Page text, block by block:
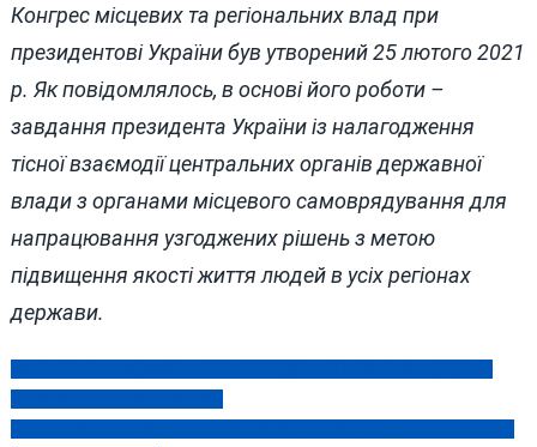
Конгрес місцевих та регіональних влад при
президентові України був утворений 25 лютого 2021
р. Як повідомлялось, в основі його роботи –
завдання президента України із налагодження
тісної взаємодії центральних органів державної
влади з органами місцевого самоврядування для
напрацювання узгоджених рішень з метою
підвищення якості життя людей в усіх регіонах
держави.
Навігація
записів